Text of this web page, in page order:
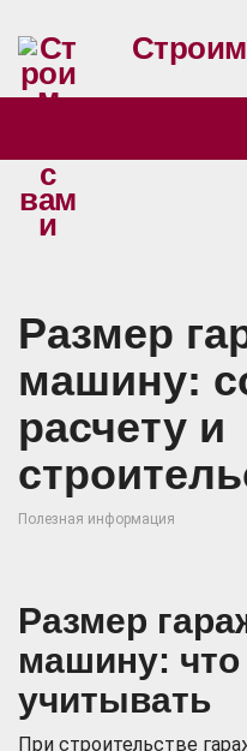
Размер
машину:
расчету и
Полезная информация
Размер
машину:
учитывать
При строительстве